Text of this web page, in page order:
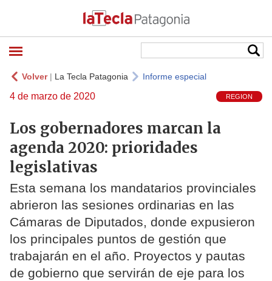
Volver| La Tecla Patagonia Informe especial
4 de marzo de 2020 REGION
Los gobernadores marcan la
agenda 2020: prioridades
legislativas
Esta semana los mandatarios provinciales
abrieron las sesiones ordinarias en las
Cámaras de Diputados, donde expusieron
los principales puntos de gestión que
trabajarán en el año. Proyectos y pautas
de gobierno que servirán de eje para los